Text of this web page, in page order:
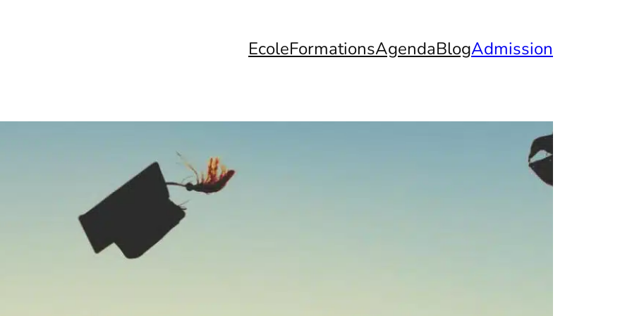
EcoleFormationsAgendaBlogAdmission